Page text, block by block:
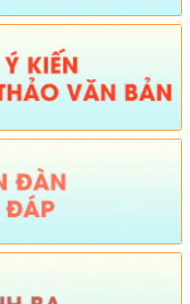
biến, giáo dục pháp luật 6
xã Sì Lở Lầu)
hiệu lực: (04/08/2026)
học 2026-2027)